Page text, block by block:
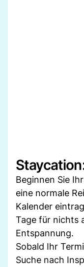
Beginnen Sie
eine normale
Kalender
Tage für nichts
Entspannung.
Sobald Ihr
Suche nach